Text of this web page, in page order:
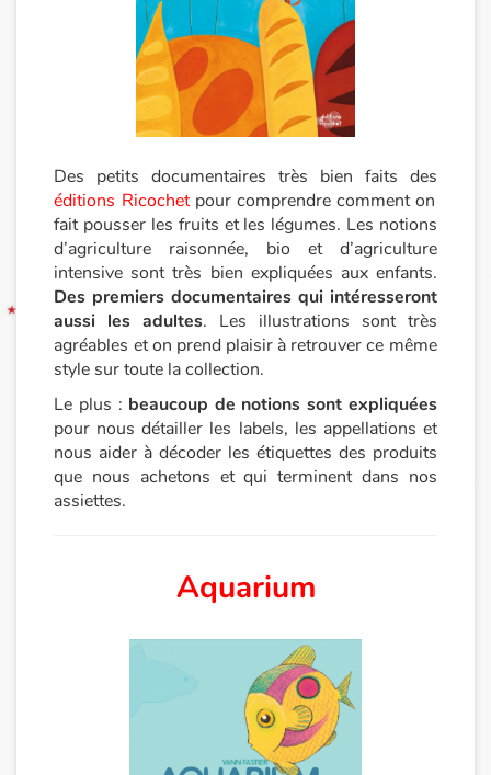
Rencontres et témoignages
Contes d'ici et d'ailleurs
Autour de la lecture
Apprendre à lire
Livre audio
Activités et ateliers
Apprendre les langues
Dyslexie, troubles de la lecture
Nos listes de lecture
Des petits documentaires très bien faits des
éditions Ricochetpour comprendre comment on
fait pousser les fruits et les légumes. Les notions
d’agriculture raisonnée, bio et d’agriculture
intensive sont très bien expliquées aux enfants.
Des premiers documentaires qui intéresseront
aussi les adultes. Les illustrations sont très
agréables et on prend plaisir à retrouver ce même
style sur toute la collection.
Le plus : beaucoup de notions sont expliquées
pour nous détailler les labels, les appellations et
nous aider à décoder les étiquettes des produits
que nous achetons et qui terminent dans nos
assiettes.
Aquarium